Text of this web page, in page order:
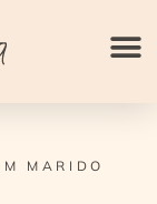
MARIDO